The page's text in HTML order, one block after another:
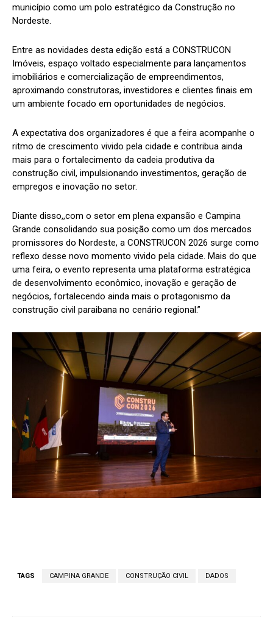
município como um polo estratégico da Construção no
Nordeste.
Entre as novidades desta edição está a CONSTRUCON
Imóveis, espaço voltado especialmente para lançamentos
imobiliários e comercialização de empreendimentos,
aproximando construtoras, investidores e clientes finais em
um ambiente focado em oportunidades de negócios.
A expectativa dos organizadores é que a feira acompanhe o
ritmo de crescimento vivido pela cidade e contribua ainda
mais para o fortalecimento da cadeia produtiva da
construção civil, impulsionando investimentos, geração de
empregos e inovação no setor.
Diante disso,,com o setor em plena expansão e Campina
Grande consolidando sua posição como um dos mercados
promissores do Nordeste, a CONSTRUCON 2026 surge como
reflexo desse novo momento vivido pela cidade. Mais do que
uma feira, o evento representa uma plataforma estratégica
de desenvolvimento econômico, inovação e geração de
negócios, fortalecendo ainda mais o protagonismo da
construção civil paraibana no cenário regional.”
TAGS CAMPINA GRANDE CONSTRUÇÃO CIVIL DADOS